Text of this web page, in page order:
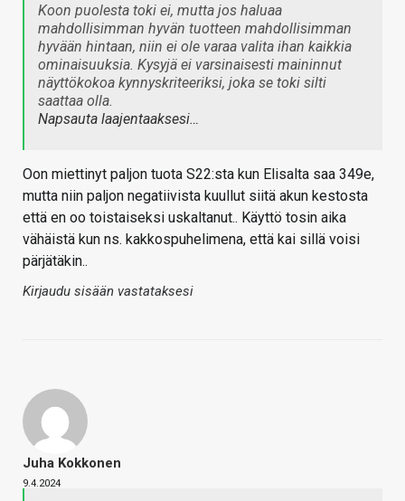
Koon puolesta toki ei, mutta jos haluaa
mahdollisimman hyvän tuotteen mahdollisimman
hyvään hintaan, niin ei ole varaa valita ihan kaikkia
ominaisuuksia. Kysyjä ei varsinaisesti maininnut
näyttökokoa kynnyskriteeriksi, joka se toki silti
saattaa olla.
Napsauta laajentaaksesi…
Oon miettinyt paljon tuota S22:sta kun Elisalta saa 349e,
mutta niin paljon negatiivista kuullut siitä akun kestosta
että en oo toistaiseksi uskaltanut.. Käyttö tosin aika
vähäistä kun ns. kakkospuhelimena, että kai sillä voisi
pärjätäkin..
Kirjaudu sisään vastataksesi
Juha Kokkonen
9.4.2024